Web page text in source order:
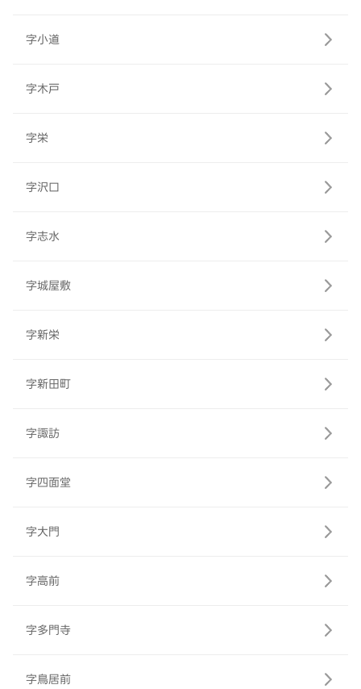
字小道
字木戸
字栄
字沢口
字志水
字城屋敷
字新栄
字新田町
字諏訪
字四面堂
字大門
字高前
字多門寺
字鳥居前